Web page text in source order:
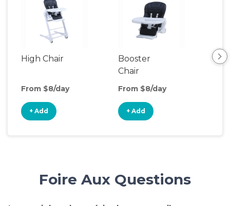
High Chair
From $8/day
+ Add
Booster
Chair
From $8/day
+ Add
Bib
Foire Aux Questions